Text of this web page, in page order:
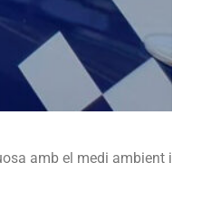
amb el medi ambient i